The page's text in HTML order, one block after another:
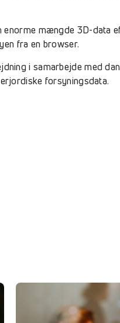
mængde 3D-data
fra en browser.
i samarbejde med
forsyningsdata.